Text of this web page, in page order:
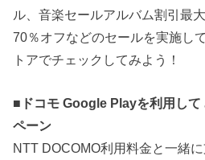
ル、音楽セールアルバム割引最
70％オフなどのセールを実施し
トアでチェックしてみよう！
■ ドコモ Google Playを利用し
ペーン
NTT DOCOMO利用料金と一緒